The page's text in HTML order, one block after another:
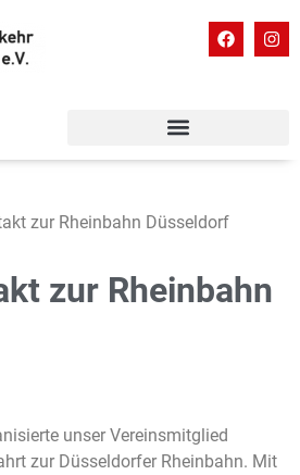
zur Rheinbahn Düsseldorf
zur Rheinbahn
unser Vereinsmitglied
zur Düsseldorfer Rheinbahn. Mit